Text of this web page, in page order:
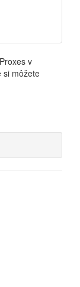
v
si môžete